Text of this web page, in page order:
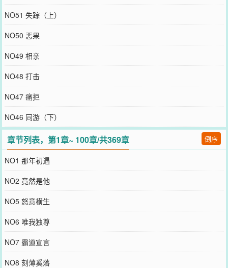
NO51 失踪（上）
NO50 恶果
NO49 相亲
NO48 打击
NO47 痛拒
NO46 同游（下）
章节列表，第1章~ 100章/共369章 倒序
NO1 那年初遇
NO2 竟然是他
NO5 怒意横生
NO6 唯我独尊
NO7 霸道宣言
NO8 刻薄奚落